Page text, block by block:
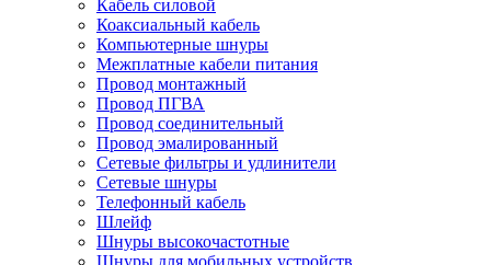
Кабель силовой
Коаксиальный кабель
Компьютерные шнуры
Межплатные кабели питания
Провод монтажный
Провод ПГВА
Провод соединительный
Провод эмалированный
Сетевые фильтры и удлинители
Сетевые шнуры
Телефонный кабель
Шлейф
Шнуры высокочастотные
Шнуры для мобильных устройств